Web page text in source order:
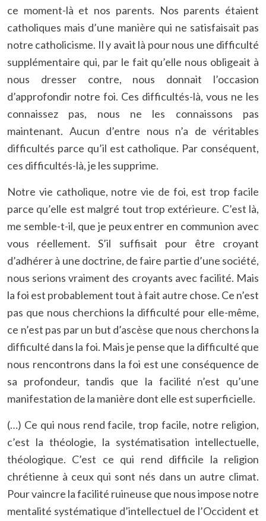
ce moment-là et nos parents. Nos parents étaient
catholiques mais d’une manière qui ne satisfaisait pas
notre catholicisme. Il y avait là pour nous une difficulté
supplémentaire qui, par le fait qu’elle nous obligeait à
nous dresser contre, nous donnait l’occasion
d’approfondir notre foi. Ces difficultés-là, vous ne les
connaissez pas, nous ne les connaissons pas
maintenant. Aucun d’entre nous n’a de véritables
difficultés parce qu’il est catholique. Par conséquent,
ces difficultés-là, je les supprime.
Notre vie catholique, notre vie de foi, est trop facile
parce qu’elle est malgré tout trop extérieure. C’est là,
me semble-t-il, que je peux entrer en communion avec
vous réellement. S’il suffisait pour être croyant
d’adhérer à une doctrine, de faire partie d’une société,
nous serions vraiment des croyants avec facilité. Mais
la foi est probablement tout à fait autre chose. Ce n’est
pas que nous cherchions la difficulté pour elle-même,
ce n’est pas par un but d’ascèse que nous cherchons la
difficulté dans la foi. Mais je pense que la difficulté que
nous rencontrons dans la foi est une conséquence de
sa profondeur, tandis que la facilité n’est qu’une
manifestation de la manière dont elle est superficielle.
(…) Ce qui nous rend facile, trop facile, notre religion,
c’est la théologie, la systématisation intellectuelle,
théologique. C’est ce qui rend difficile la religion
chrétienne à ceux qui sont nés dans un autre climat.
Pour vaincre la facilité ruineuse que nous impose notre
mentalité systématique d’intellectuel de l’Occident et